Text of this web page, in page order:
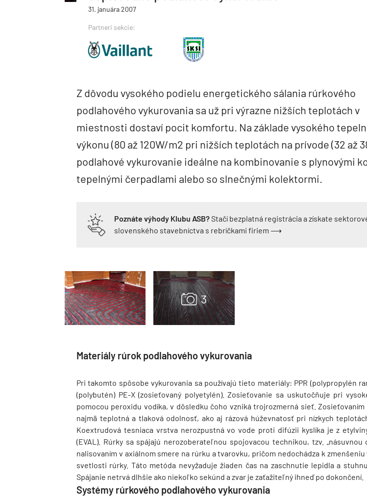
31. januára 2007
Partneri sekcie:
Z dôvodu vysokého podielu energetického sálania rúrkového
podlahového vykurovania sa už pri výrazne nižších teplotách v
miestnosti dostaví pocit komfortu. Na základe vysokého
výkonu (80 až 120W/m2 pri nižších teplotách na prívode (32 až
podlahové vykurovanie ideálne na kombinovanie s plynovými
tepelnými čerpadlami alebo so slnečnými kolektormi.
Poznáte výhody Klubu ASB?Stačí bezplatná registrácia a získate
slovenského stavebníctva s rebríčkami firiem ⟶
Materiály rúrok podlahového vykurovania
Pri takomto spôsobe vykurovania sa používajú tieto materiály: PPR (polypropylén
(polybutén) PE-X (zosieťovaný polyetylén). Zosieťovanie sa uskutočňuje pri
pomocou peroxidu vodíka, v dôsledku čoho vzniká trojrozmerná sieť. Zosieťovaním
najmä teplotná a tlaková odolnosť, ako aj rázová húževnatosť pri nízkych teplotách
Koextrudová tesniaca vrstva nerozpustná vo vode proti difúzii kyslíka je z
(EVAL). Rúrky sa spájajú nerozoberateľnou spojovacou technikou, tzv. „násuvnou
nalisovaním v axiálnom smere na rúrku a tvarovku, pričom nedochádza k
svetlosti rúrky. Táto metóda nevyžaduje žiaden čas na zaschnutie lepidla a
Spájanie netrvá dlhšie ako niekoľko sekúnd a zvar je zaťažiteľný ihneď po dokončení.
Systémy rúrkového podlahového vykurovania